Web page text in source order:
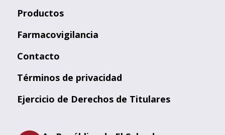
Productos
Farmacovigilancia
Contacto
Términos de privacidad
Ejercicio de Derechos de Titulares